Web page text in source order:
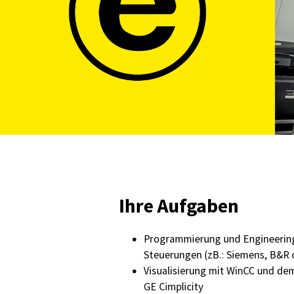
Ihre Aufgaben
Programmierung und
Steuerungen (zB.: Siemens,
Visualisierung mit WinCC und
GE Cimplicity